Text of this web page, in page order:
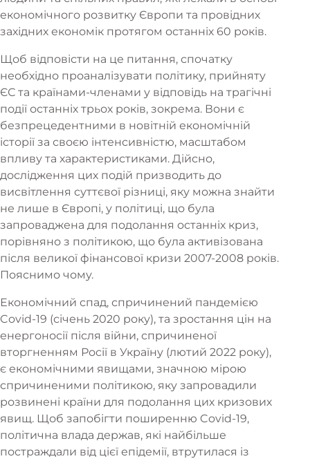
економічного розвитку Європи та провідних
західних економік протягом останніх 60 років.
Щоб відповісти на це питання, спочатку
необхідно проаналізувати політику, прийняту
ЄС та країнами-членами у відповідь на трагічні
події останніх трьох років, зокрема. Вони є
безпрецедентними в новітній економічній
історії за своєю інтенсивністю, масштабом
впливу та характеристиками. Дійсно,
дослідження цих подій призводить до
висвітлення суттєвої різниці, яку можна знайти
не лише в Європі, у політиці, що була
запроваджена для подолання останніх криз,
порівняно з політикою, що була активізована
після великої фінансової кризи 2007-2008 років.
Пояснимо чому.
Економічний спад, спричинений пандемією
Covid-19 (січень 2020 року), та зростання цін на
енергоносії після війни, спричиненої
вторгненням Росії в Україну (лютий 2022 року),
є економічними явищами, значною мірою
спричиненими політикою, яку запровадили
розвинені країни для подолання цих кризових
явищ. Щоб запобігти поширенню Covid-19,
політична влада держав, які найбільше
постраждали від цієї епідемії, втрутилася із